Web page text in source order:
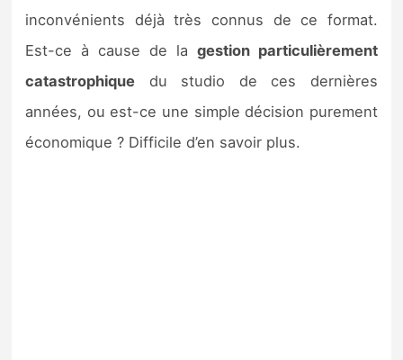
inconvénients déjà très connus de ce format.
Est-ce à cause de la gestion particulièrement
catastrophique du studio de ces dernières
années, ou est-ce une simple décision purement
économique ? Difficile d’en savoir plus.